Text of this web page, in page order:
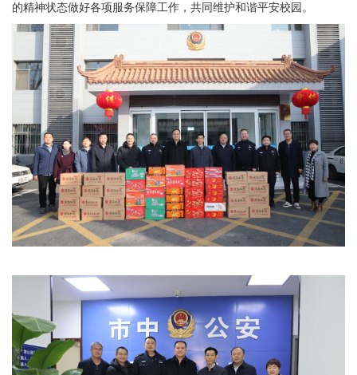
的精神状态做好各项服务保障工作，共同维护和谐平安校园。